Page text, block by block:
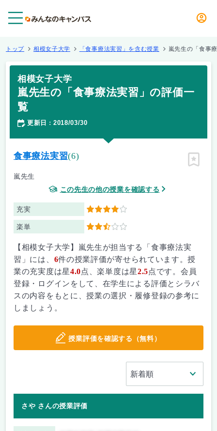
トップ 相模女子大学 「食事療法実習」を含む授業 嵐先生の「食事
相模女子大学
嵐先生の「食事療法実習」の評価一
覧
更新日 ： 2018/03/30
食事療法実習(6)
嵐先生
この先生の他の授業を確認する
充実 4
楽単 2.5
ピン留
【相模女子大学】嵐先生が担当する「食事療法実
習」には、 6件の授業評価が寄せられています。授
業の充実度は星4.0点、楽単度は星2.5点です。会員
登録・ログインをして、在学生による評価とシラバ
スの内容をもとに、授業の選択・履修登録の参考に
しましょう。
授業評価を確認する（無料）
さや さんの授業評価